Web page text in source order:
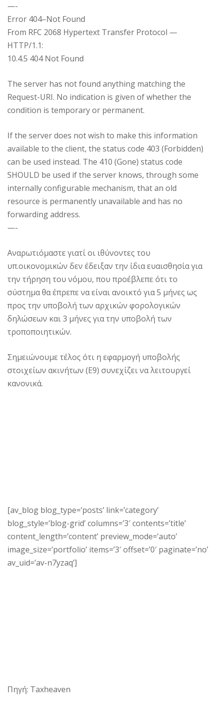
—-
Error 404–Not Found
From RFC 2068 Hypertext Transfer Protocol —
HTTP/1.1:
10.4.5 404 Not Found
The server has not found anything matching the
Request-URI. No indication is given of whether the
condition is temporary or permanent.
If the server does not wish to make this information
available to the client, the status code 403 (Forbidden)
can be used instead. The 410 (Gone) status code
SHOULD be used if the server knows, through some
internally configurable mechanism, that an old
resource is permanently unavailable and has no
forwarding address.
—-
Αναρωτιόμαστε γιατί οι ιθύνοντες του
υπ.οικονομικών δεν έδειξαν την ίδια ευαισθησία για
την τήρηση του νόμου, που προέβλεπε ότι το
σύστημα θα έπρεπε να είναι ανοικτό για 5 μήνες ως
προς την υποβολή των αρχικών φορολογικών
δηλώσεων και 3 μήνες για την υποβολή των
τροποποιητικών.
Σημειώνουμε τέλος ότι η εφαρμογή υποβολής
στοιχείων ακινήτων (Ε9) συνεχίζει να λειτουργεί
κανονικά.
[av_blog blog_type=’posts’ link=’category’
blog_style=’blog-grid’ columns=’3′ contents=’title’
content_length=’content’ preview_mode=’auto’
image_size=’portfolio’ items=’3′ offset=’0′ paginate=’no’
av_uid=’av-n7yzaq’]
Πηγή: Taxheaven